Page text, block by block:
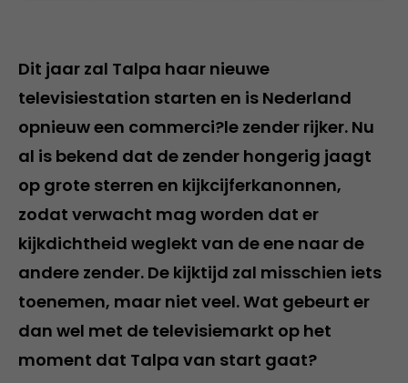
Dit jaar zal Talpa haar nieuwe
televisiestation starten en is Nederland
opnieuw een commerci?le zender rijker. Nu
al is bekend dat de zender hongerig jaagt
op grote sterren en kijkcijferkanonnen,
zodat verwacht mag worden dat er
kijkdichtheid weglekt van de ene naar de
andere zender. De kijktijd zal misschien iets
toenemen, maar niet veel. Wat gebeurt er
dan wel met de televisiemarkt op het
moment dat Talpa van start gaat?